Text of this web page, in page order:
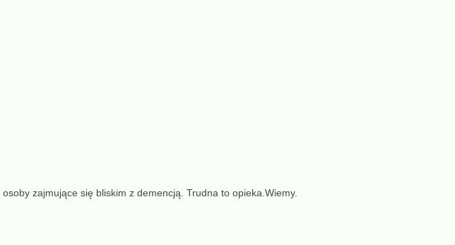
osoby zajmujące się bliskim z demencją. Trudna to opieka.Wiemy.